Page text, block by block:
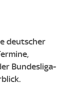
deutscher
Bundesliga-